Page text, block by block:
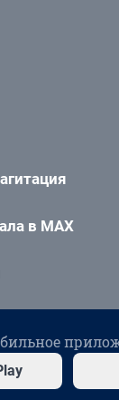
в MAX